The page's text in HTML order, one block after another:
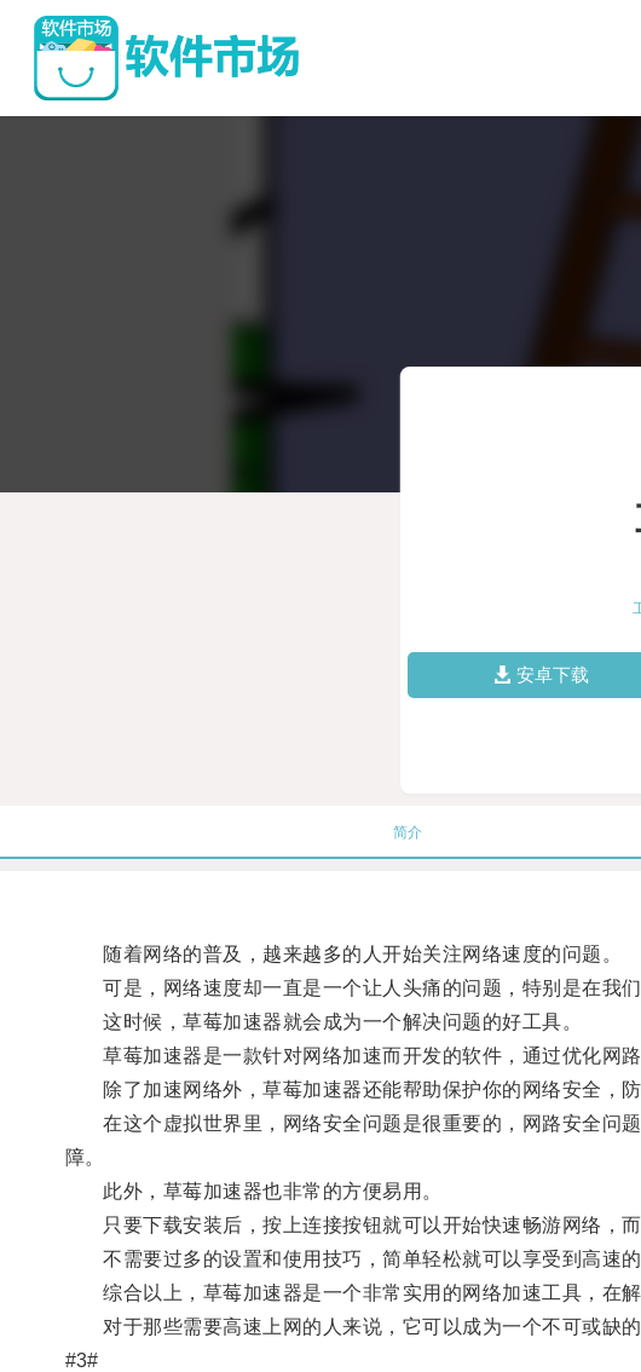
安卓下载
简介
随着网络的普及，越来越多的人开始关注网络速度的问题。
可是，网络速度却一直是一个让人头痛的问题，特别是在我们
这时候，草莓加速器就会成为一个解决问题的好工具。
草莓加速器是一款针对网络加速而开发的软件，通过优化网路
除了加速网络外，草莓加速器还能帮助保护你的网络安全，防
在这个虚拟世界里，网络安全问题是很重要的，网路安全问题
障。
此外，草莓加速器也非常的方便易用。
只要下载安装后，按上连接按钮就可以开始快速畅游网络，而
不需要过多的设置和使用技巧，简单轻松就可以享受到高速的
综合以上，草莓加速器是一个非常实用的网络加速工具，在解
对于那些需要高速上网的人来说，它可以成为一个不可或缺的
#3#